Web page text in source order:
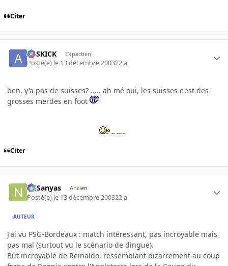
Citer
ASSKICK INpactien
Posté(e) le 13 décembre 200322 a
ben, y'a pas de suisses? ..... ah mé oui, les suisses c'est des
grosses merdes en foot
Citer
NilSanyas Ancien
Posté(e) le 13 décembre 200322 a
AUTEUR
J'ai vu PSG-Bordeaux : match intéressant, pas incroyable mais
pas mal (surtout vu le scénario de dingue).
But incroyable de Reinaldo, ressemblant bizarrement au coup